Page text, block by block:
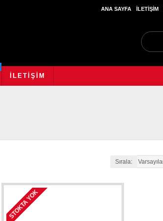
ANA SAYFA İLETIŞIM
İLETIŞIM
Sırala:
STOKTA YOK